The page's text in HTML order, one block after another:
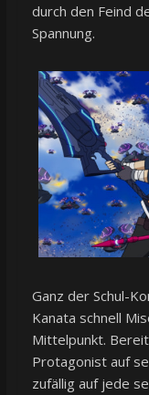
durch den Feind
Spannung.
Ganz der Schul-
Kanata schnell
Mittelpunkt.
Protagonist auf
zufällig auf jede